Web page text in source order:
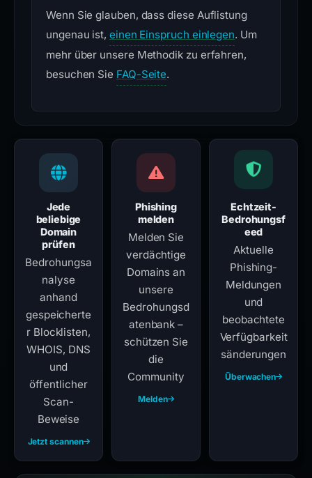
Wenn Sie glauben, dass diese Auflistung
ungenau ist, einen Einspruch einlegen. Um
mehr über unsere Methodik zu erfahren,
besuchen Sie FAQ-Seite.
Jede
beliebige
Domain
prüfen
Bedrohungsa
nalyse
anhand
gespeicherte
r Blocklisten,
WHOIS, DNS
und
öffentlicher
Scan-
Beweise
Jetzt scannen
Phishing
melden
Melden Sie
verdächtige
Domains an
unsere
Bedrohungsd
atenbank –
schützen Sie
die
Community
Melden
Echtzeit-
Bedrohungsf
eed
Aktuelle
Phishing-
Meldungen
und
beobachtete
Verfügbarkeit
sänderungen
Überwachen